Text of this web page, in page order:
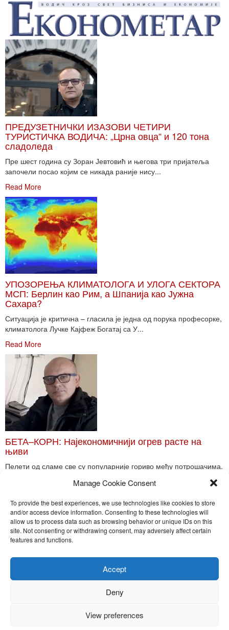
Manage Cookie Consent
To provide the best experiences, we use technologies like cookies to store
and/or access device information. Consenting to these technologies will
allow us to process data such as browsing behavior or unique IDs on this
site. Not consenting or withdrawing consent, may adversely affect certain
features and functions.
Accept
Deny
View preferences
ПРЕДУЗЕТНИЧКИ ИЗАЗОВИ ЧЕТИРИ
ТУРИСТИЧКА ВОДИЧА: „Црна овца“ и 120 тона
сладоледа
Пре шест година су Зоран Јевтовић и његова три пријатеља
започели посао којим се никада раније нису...
Read More
УПОЗОРЕЊА КЛИМАТОЛОГА И УЛОГА СЕКТОРА
МСП: Берлин као Рим, а Шпанија као Јужна
Сахара?
Ситуација је критична – гласила је једна од порука професорке,
климатолога Лучке Кајфеж Богатај са У...
Read More
БЕТА–КОРН: Најекономичнији огрев расте на
њиви
Пелети од сламе све су популарније гориво међу потрошачима.
Toggle
Nira Press d.o.o.
Sadržaj ovog sajta je zakonom zaštićena intelektualna svojina
kopiranje, objavljivanje celine ili delova bilo kog proizvoda NiraPress